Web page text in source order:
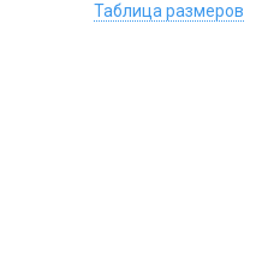
Таблица размеров